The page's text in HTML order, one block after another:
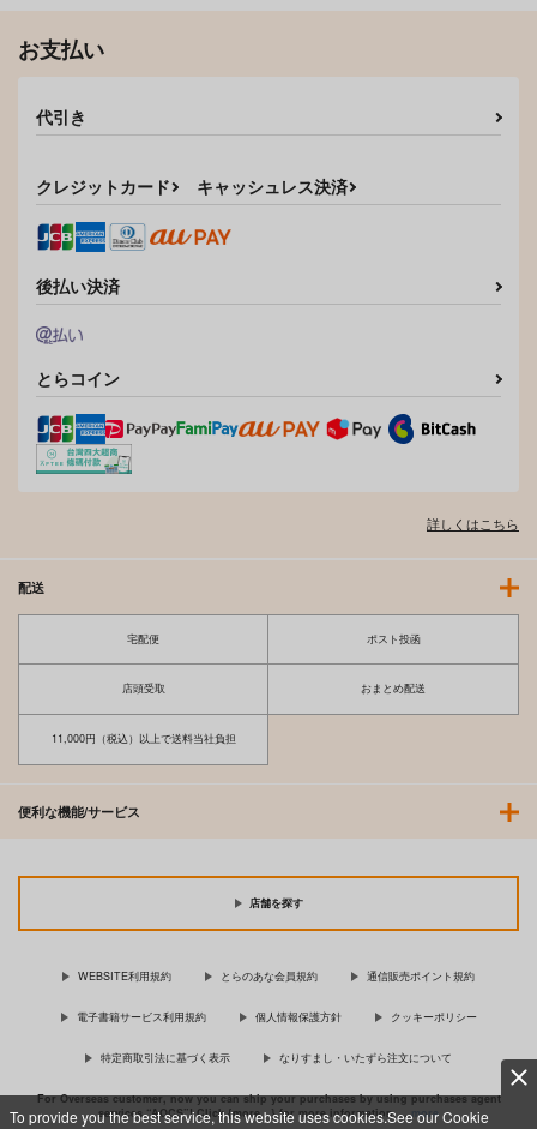
To provide you the best service, this website uses cookies.See our Cookie
お支払い
代引き
クレジットカード キャッシュレス決済
後払い決済
とらコイン
詳しくはこちら
配送
宅配便 ポスト投函
店頭受取 おまとめ配送
11,000円（税込）以上で送料当社負担
便利な機能/サービス
店舗を探す
WEBSITE利用規約 とらのあな会員規約 通信販売ポイント規約
電子書籍サービス利用規約 個人情報保護方針 クッキーポリシー
特定商取引法に基づく表示 なりすまし・いたずら注文について
For Overseas customer, now you can ship your purchases by using purchases agent
services “AOCS”! Click {more…} for more information …more